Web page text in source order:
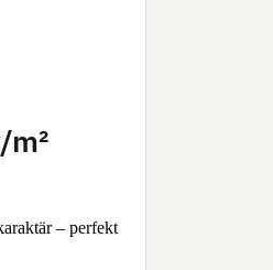
– perfekt